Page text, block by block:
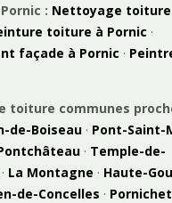
: Nettoyage toiture
toiture à Pornic ·
façade à Pornic ·
toiture communes
de-Boiseau· Pont-Saint-
· Temple-de-
· La Montagne · Haute-
de-Concelles · Pornichet